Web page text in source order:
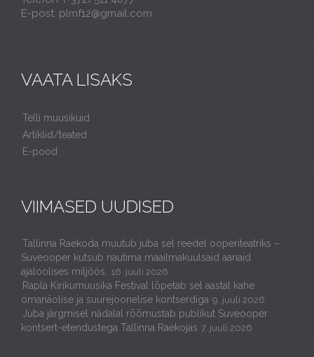
E-post: plmf12@gmail.com
VAATA LISAKS
Telli muusikuid
Artiklid/teated
E-pood
VIIMASED UUDISED
Tallinna Raekoda muutub juba sel reedel ooperiteatriks –
Suveooper kutsub nautima maailmakuulsaid aariaid
ajaloolises miljöös.
16. juuli 2026
Rapla Kirikumuusika Festival lõpetab sel aastal kahe
omanäolise ja suurejoonelise kontserdiga 9. juuli 2026
Juba järgmisel nädalal rõõmustab publikut Suveooper
kontsert-etendustega Tallinna Raekojas 7. juuli 2026